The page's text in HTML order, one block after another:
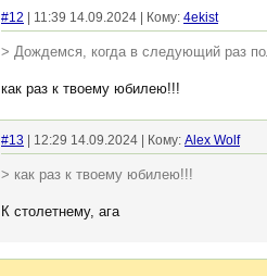
#12 | 11:39 14.09.2024 | Кому: 4ekist
> Дождемся, когда в следующий раз
как раз к твоему юбилею!!!
#13 | 12:29 14.09.2024 | Кому: Alex Wolf
> как раз к твоему юбилею!!!
К столетнему, ага